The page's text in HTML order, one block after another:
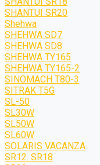
SHANTUI SR20
Shehwa
SHEHWA SD7
SHEHWA SD8
SHEHWA TY165
SHEHWA TY165-2
SINOMACH T80-3
SITRAK T5G
SL-50
SL30W
SL50W
SL60W
SOLARIS VACANZA
SR12. SR18